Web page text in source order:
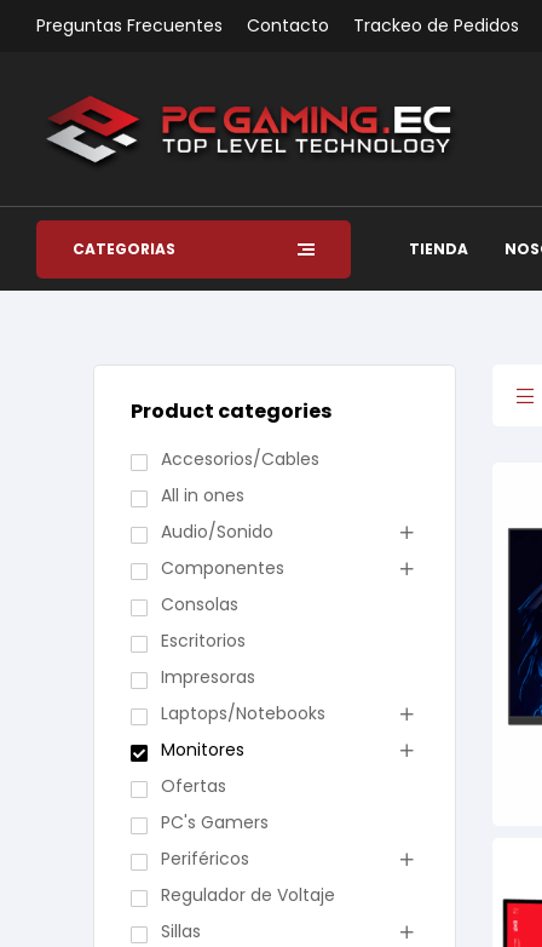
Preguntas Frecuentes Contacto Trackeo de Pedidos
CATEGORÍAS TIENDA
Product categories
Accesorios/Cables
All in ones
Audio/Sonido
Componentes
Consolas
Escritorios
Impresoras
Laptops/Notebooks
Monitores
Ofertas
PC's Gamers
Periféricos
Regulador de Voltaje
Sillas